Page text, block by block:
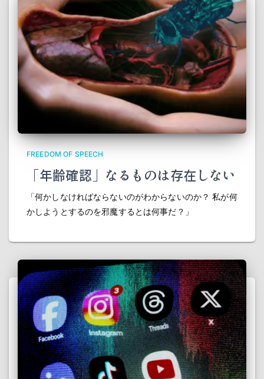
FREEDOM OF SPEECH
「年齢確認」なるものは存在しない
「何かしなければならないのがわからないのか？ 私が何
かしようとするのを邪魔するとは何事だ？」